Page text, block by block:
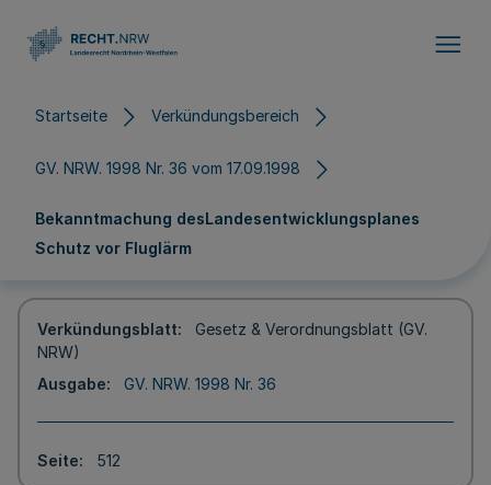
Startseite Verkündungsbereich
GV. NRW. 1998 Nr. 36 vom 17.09.1998
Bekanntmachung desLandesentwicklungsplanes
Schutz vor Fluglärm
Verkündungsblatt
Gesetz & Verordnungsblatt (GV.
NRW)
Ausgabe
GV. NRW. 1998 Nr. 36
Seite 512